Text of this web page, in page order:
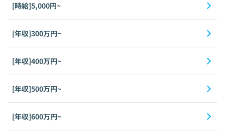
[時給]5,000円~
[年収]300万円~
[年収]400万円~
[年収]500万円~
[年収]600万円~